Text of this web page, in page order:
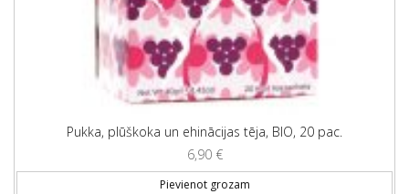
Pukka, plūškoka un ehinācijas tēja, BIO, 20 pac.
6,90 €
Pievienot grozam